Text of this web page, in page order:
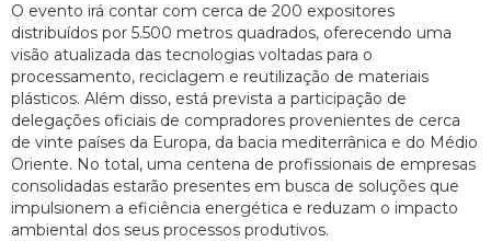
O evento irá contar com cerca de 200 expositores
distribuídos por 5.500 metros quadrados, oferecendo uma
visão atualizada das tecnologias voltadas para o
processamento, reciclagem e reutilização de materiais
plásticos. Além disso, está prevista a participação de
delegações oficiais de compradores provenientes de cerca
de vinte países da Europa, da bacia mediterrânica e do Médio
Oriente. No total, uma centena de profissionais de empresas
consolidadas estarão presentes em busca de soluções que
impulsionem a eficiência energética e reduzam o impacto
ambiental dos seus processos produtivos.